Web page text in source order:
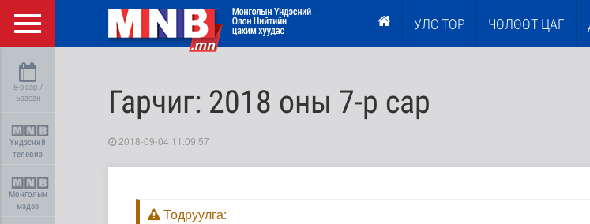
УЛС ТӨР ЧӨЛӨӨТ ЦАГ
8-р сар 7
Баасан
Үндэсний
телевиз
Монголын
мэдээ
Гарчиг: 2018 оны 7-р сар
2018-09-04 11:09:57
Тодруулга: